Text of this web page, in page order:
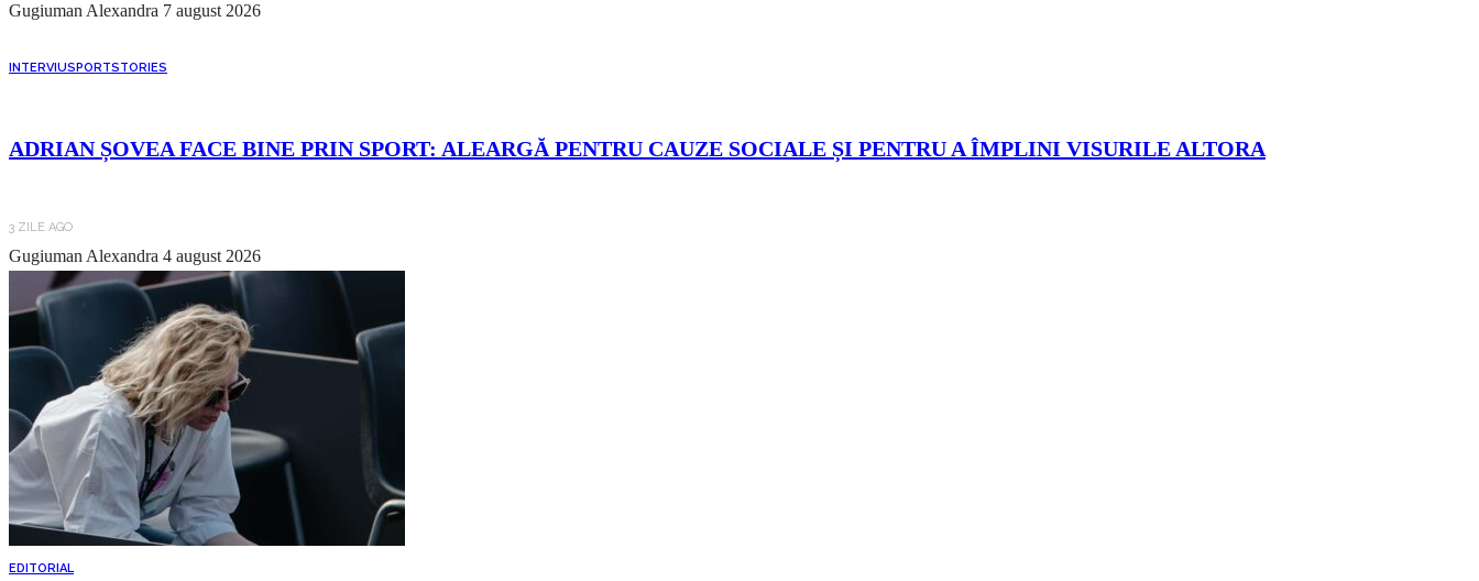
Gugiuman Alexandra 7 august 2026
INTERVIUSPORTSTORIES
ADRIAN ȘOVEA FACE BINE PRIN SPORT: ALEARGĂ PENTRU CAUZE SOCIALE ȘI PENTRU A ÎMPLINI VISURILE ALTORA
3 ZILE AGO
Gugiuman Alexandra 4 august 2026
EDITORIAL